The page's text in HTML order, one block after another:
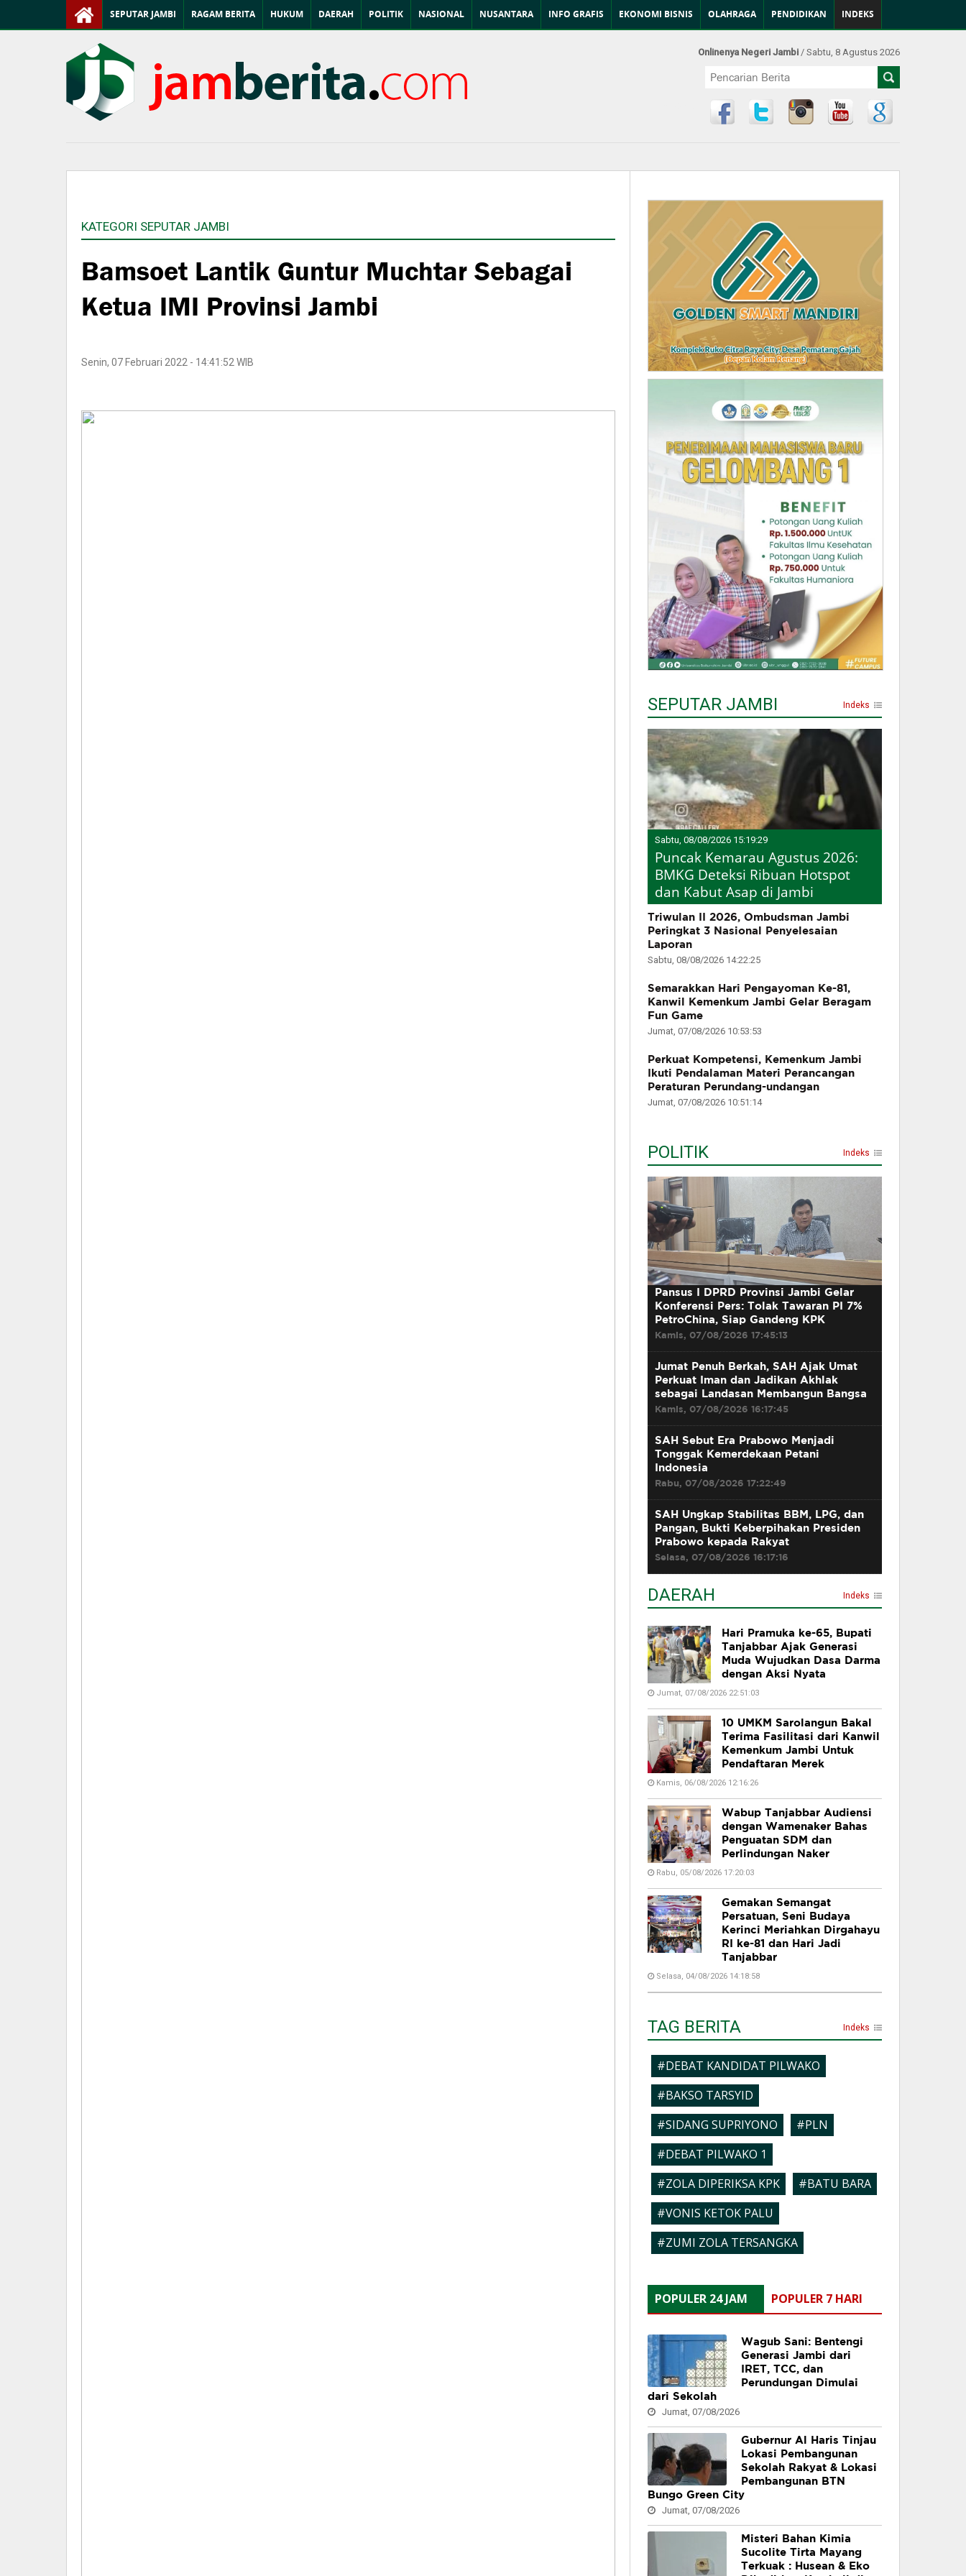
SEPUTAR JAMBI RAGAM BERITA HUKUM DAERAH POLITIK NASIONAL NUSANTARA INFO GRAFIS EKONOMI BISNIS OLAHRAGA PENDIDIKAN INDEKS
Onlinenya Negeri Jambi / Sabtu, 8 Agustus 2026
KATEGORI SEPUTAR JAMBI
Bamsoet Lantik Guntur Muchtar Sebagai
Ketua IMI Provinsi Jambi
Senin, 07 Februari 2022 - 14:41:52 WIB
SEPUTAR JAMBI Indeks
Sabtu, 08/08/2026 15:19:29
Puncak Kemarau Agustus 2026:
BMKG Deteksi Ribuan Hotspot
dan Kabut Asap di Jambi
Triwulan II 2026, Ombudsman Jambi
Peringkat 3 Nasional Penyelesaian
Laporan
Sabtu, 08/08/2026 14:22:25
Semarakkan Hari Pengayoman Ke-81,
Kanwil Kemenkum Jambi Gelar Beragam
Fun Game
Jumat, 07/08/2026 10:53:53
Perkuat Kompetensi, Kemenkum Jambi
Ikuti Pendalaman Materi Perancangan
Peraturan Perundang-undangan
Jumat, 07/08/2026 10:51:14
POLITIK Indeks
Pansus I DPRD Provinsi Jambi Gelar
Konferensi Pers: Tolak Tawaran PI 7%
PetroChina, Siap Gandeng KPK
Kamis, 07/08/2026 17:45:13
Jumat Penuh Berkah, SAH Ajak Umat
Perkuat Iman dan Jadikan Akhlak
sebagai Landasan Membangun Bangsa
Kamis, 07/08/2026 16:17:45
SAH Sebut Era Prabowo Menjadi
Tonggak Kemerdekaan Petani
Indonesia
Rabu, 07/08/2026 17:22:49
SAH Ungkap Stabilitas BBM, LPG, dan
Pangan, Bukti Keberpihakan Presiden
Prabowo kepada Rakyat
Selasa, 07/08/2026 16:17:16
DAERAH Indeks
Hari Pramuka ke-65, Bupati
Tanjabbar Ajak Generasi
Muda Wujudkan Dasa Darma
dengan Aksi Nyata
Jumat, 07/08/2026 22:51:03
10 UMKM Sarolangun Bakal
Terima Fasilitasi dari Kanwil
Kemenkum Jambi Untuk
Pendaftaran Merek
Kamis, 06/08/2026 12:16:26
Wabup Tanjabbar Audiensi
dengan Wamenaker Bahas
Penguatan SDM dan
Perlindungan Naker
Rabu, 05/08/2026 17:20:03
Gemakan Semangat
Persatuan, Seni Budaya
Kerinci Meriahkan Dirgahayu
RI ke-81 dan Hari Jadi
Tanjabbar
Selasa, 04/08/2026 14:18:58
TAG BERITA Indeks
#DEBAT KANDIDAT PILWAKO
#BAKSO TARSYID
#SIDANG SUPRIYONO
#PLN
#DEBAT PILWAKO 1
#ZOLA DIPERIKSA KPK
#BATU BARA
#VONIS KETOK PALU
#ZUMI ZOLA TERSANGKA
POPULER 24 JAM POPULER 7 HARI
Wagub Sani: Bentengi
Generasi Jambi dari
IRET, TCC, dan
Perundungan Dimulai
dari Sekolah
Jumat, 07/08/2026
Gubernur Al Haris Tinjau
Lokasi Pembangunan
Sekolah Rakyat & Lokasi
Pembangunan BTN
Bungo Green City
Jumat, 07/08/2026
Misteri Bahan Kimia
Sucolite Tirta Mayang
Terkuak : Husean & Eko